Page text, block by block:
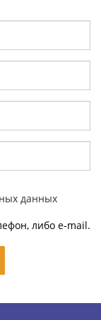
данных
либо e-mail.